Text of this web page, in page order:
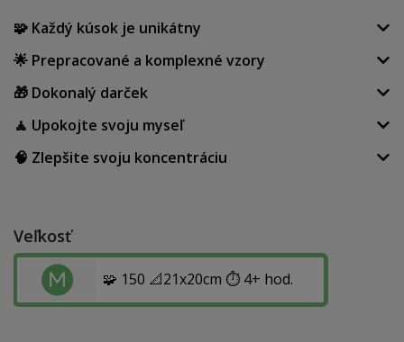
🧩 Každý kúsok je unikátny
🌟 Prepracované a komplexné vzory
🎁 Dokonalý darček
🧘 Upokojte svoju myseľ
🧠 Zlepšite svoju koncentráciu
Veľkosť
🧩 150 📐21x20cm ⏱️ 4+ hod.